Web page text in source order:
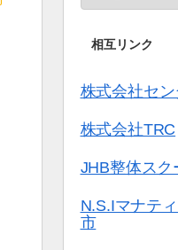
相互リンク
株式会社セ
株式会社TRC
JHB整体スク
N.S.Iマナテ
市